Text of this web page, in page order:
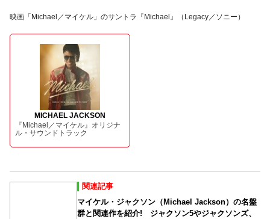
映画「Michael／マイケル」のサントラ『Michael』（Legacy／ソニー）
MICHAEL JACKSON
『Michael／マイケル』オリジナ
ル・サウンドトラック
関連記事
マイケル・ジャクソン（Michael Jackson）の名盤
群と関連作を紹介! ジャクソン5やジャクソンズ、